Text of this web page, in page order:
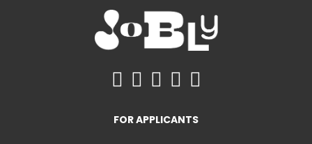
FOR APPLICANTS